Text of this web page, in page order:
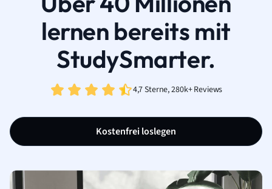
lernen bereits mit
StudySmarter.
4,7 Sterne, 280k+ Reviews
Kostenfrei loslegen